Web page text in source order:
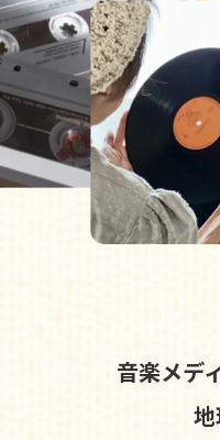
音楽メデ